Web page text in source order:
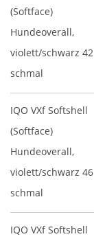
(Softface)
Hundeoverall,
violett/schwarz 42
schmal
IQO VXf Softshell
(Softface)
Hundeoverall,
violett/schwarz 46
schmal
IQO VXf Softshell